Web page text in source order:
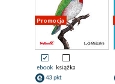
Promocja
ebook książka
43 pkt